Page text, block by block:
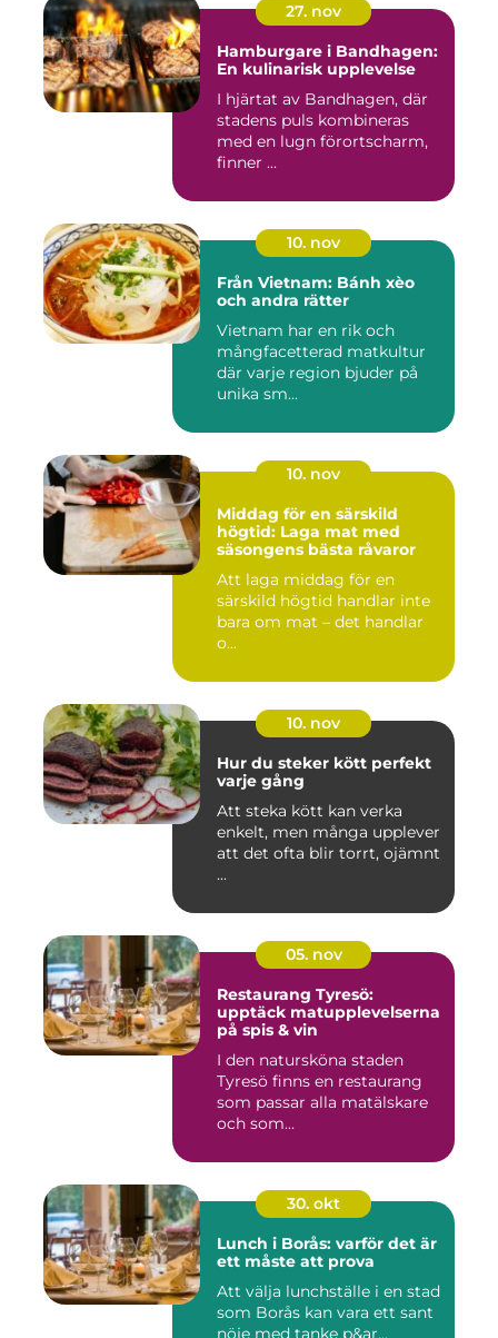
27. nov
Hamburgare i Bandhagen:
En kulinarisk upplevelse
I hjärtat av Bandhagen, där
stadens puls kombineras
med en lugn förortscharm,
finner ...
10. nov
Från Vietnam: Bánh xèo
och andra rätter
Vietnam har en rik och
mångfacetterad matkultur
där varje region bjuder på
unika sm...
10. nov
Middag för en särskild
högtid: Laga mat med
säsongens bästa råvaror
Att laga middag för en
särskild högtid handlar inte
bara om mat – det handlar
o...
10. nov
Hur du steker kött perfekt
varje gång
Att steka kött kan verka
enkelt, men många upplever
att det ofta blir torrt, ojämnt
...
05. nov
Restaurang Tyresö:
upptäck matupplevelserna
på spis & vin
I den natursköna staden
Tyresö finns en restaurang
som passar alla matälskare
och som...
30. okt
Lunch i Borås: varför det är
ett måste att prova
Att välja lunchställe i en stad
som Borås kan vara ett sant
nöje med tanke p&ar...